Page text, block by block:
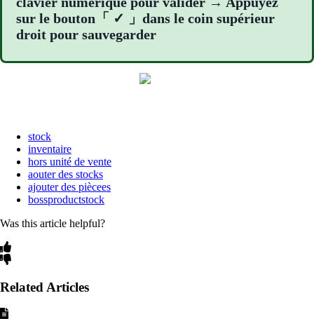
sur le bouton「 ✓ 」dans le coin supérieur
droit pour sauvegarder
stock
inventaire
hors unité de vente
aouter des stocks
ajouter des piècees
bossproductstock
Was this article helpful?
Related Articles